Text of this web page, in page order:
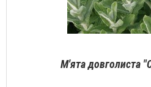
М'ята довголиста